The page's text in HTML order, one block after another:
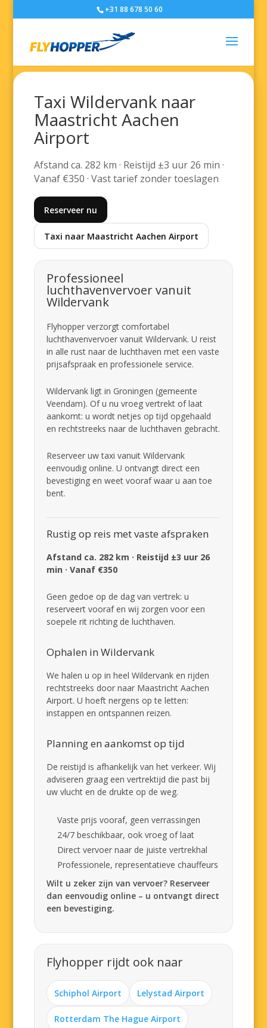
+31 88 678 50 60
Taxi Wildervank naar
Maastricht Aachen
Airport
Afstand ca. 282 km · Reistijd ±3 uur 26 min ·
Vanaf €350 · Vast tarief zonder toeslagen
Reserveer nu
Taxi naar Maastricht Aachen Airport
Professioneel
luchthavenvervoer vanuit
Wildervank
Flyhopper verzorgt comfortabel
luchthavenvervoer vanuit Wildervank. U reist
in alle rust naar de luchthaven met een vaste
prijsafspraak en professionele service.
Wildervank ligt in Groningen (gemeente
Veendam). Of u nu vroeg vertrekt of laat
aankomt: u wordt netjes op tijd opgehaald
en rechtstreeks naar de luchthaven gebracht.
Reserveer uw taxi vanuit Wildervank
eenvoudig online. U ontvangt direct een
bevestiging en weet vooraf waar u aan toe
bent.
Rustig op reis met vaste afspraken
Afstand ca. 282 km · Reistijd ±3 uur 26
min · Vanaf €350
Geen gedoe op de dag van vertrek: u
reserveert vooraf en wij zorgen voor een
soepele rit richting de luchthaven.
Ophalen in Wildervank
We halen u op in heel Wildervank en rijden
rechtstreeks door naar Maastricht Aachen
Airport. U hoeft nergens op te letten:
instappen en ontspannen reizen.
Planning en aankomst op tijd
De reistijd is afhankelijk van het verkeer. Wij
adviseren graag een vertrektijd die past bij
uw vlucht en de drukte op de weg.
Vaste prijs vooraf, geen verrassingen
24/7 beschikbaar, ook vroeg of laat
Direct vervoer naar de juiste vertrekhal
Professionele, representatieve chauffeurs
Wilt u zeker zijn van vervoer? Reserveer
dan eenvoudig online – u ontvangt direct
een bevestiging.
Flyhopper rijdt ook naar
Schiphol Airport Lelystad Airport
Rotterdam The Hague Airport